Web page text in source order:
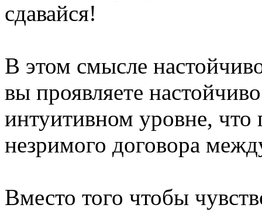
сдавайся!
В этом смысле
вы проявляете
интуитивном уровне, что
незримого договора
Вместо того чтобы